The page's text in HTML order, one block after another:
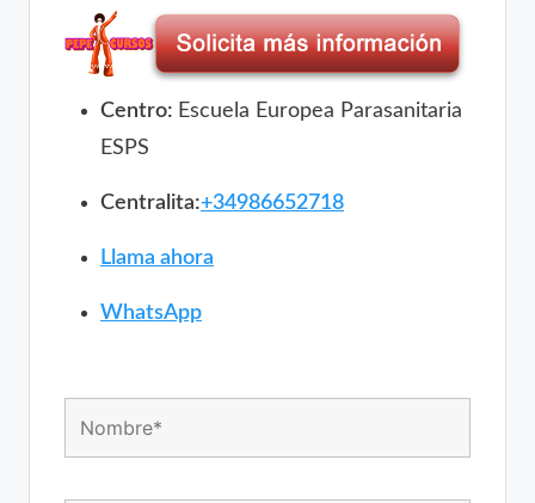
Centro: Escuela Europea Parasanitaria
ESPS
Centralita:+34986652718
Llama ahora
WhatsApp